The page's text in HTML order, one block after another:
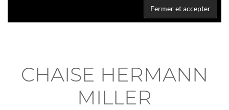
CHAISE HERMANN
MILLER